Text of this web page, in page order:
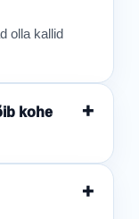
olla kallid
kohe